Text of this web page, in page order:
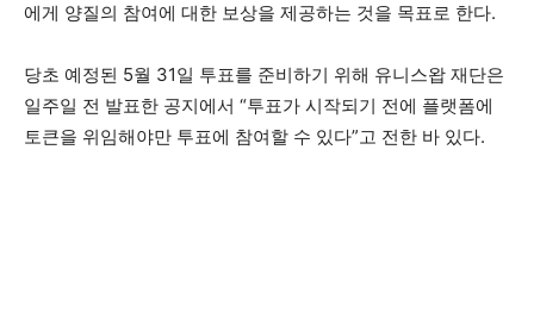
에게 양질의 참여에 대한 보상을 제공하는 것을 목표로 한다.
당초 예정된 5월 31일 투표를 준비하기 위해 유니스왑 재단은
일주일 전 발표한 공지에서 “투표가 시작되기 전에 플랫폼에
토큰을 위임해야만 투표에 참여할 수 있다”고 전한 바 있다.